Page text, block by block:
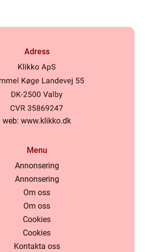
Adress
web: www.klikko.dk
Menu
Annonsering
Annonsering
Om oss
Om oss
Cookies
Cookies
Kontakta oss